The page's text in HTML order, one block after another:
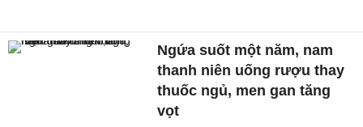
Ngứa suốt một năm, nam
thanh niên uống rượu thay
thuốc ngủ, men gan tăng
vọt